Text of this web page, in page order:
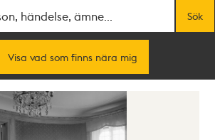
Sök
Visa vad som finns nära mig